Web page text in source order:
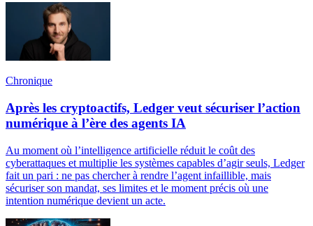
Chronique
Après les cryptoactifs, Ledger veut sécuriser l’action
numérique à l’ère des agents IA
Au moment où l’intelligence artificielle réduit le coût des
cyberattaques et multiplie les systèmes capables d’agir seuls, Ledger
fait un pari : ne pas chercher à rendre l’agent infaillible, mais
sécuriser son mandat, ses limites et le moment précis où une
intention numérique devient un acte.